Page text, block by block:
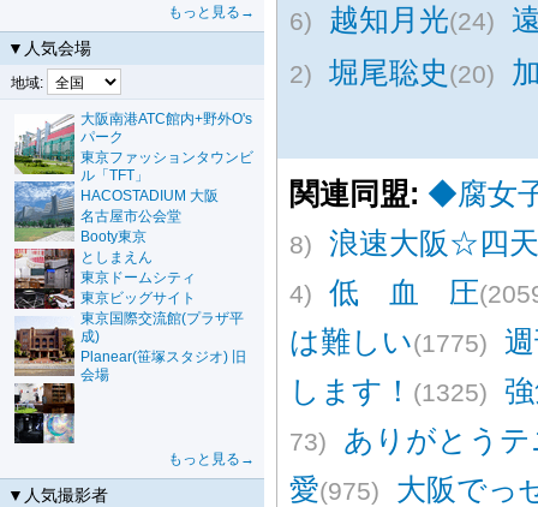
もっと見る→
▼人気会場
地域:
大阪南港ATC館内+野外O's
パーク
東京ファッションタウンビ
ル「TFT」
HACOSTADIUM 大阪
名古屋市公会堂
Booty東京
としまえん
東京ドームシティ
東京ビッグサイト
東京国際交流館(プラザ平
成)
Planear(笹塚スタジオ) 旧
会場
もっと見る→
▼人気撮影者
6)
越知月光(24)
2) 堀尾聡史 (20)
関連同盟: ◆腐女
8) 浪速大阪☆四
4) 低 血 圧
は難しい(1775)
します！ (1325)
73)
ありがとう
愛(975)
大阪でっ